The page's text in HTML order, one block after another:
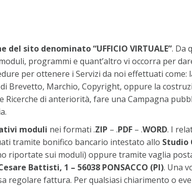
del sito denominato “UFFICIO VIRTUALE”. Da
programmi e quant’altro vi occorra per
per ottenere i Servizi da noi effettuati come:
Brevetto, Marchio, Copyright, oppure la
Ricerche di anteriorità, fare una Campagna
moduli nei formati .ZIP – .PDF – .WORD. I
tramite bonifico bancario intestato allo Studio
riportate sui moduli) oppure tramite vaglia
Battisti, 1 – 56038 PONSACCO (PI). Una
regolare fattura. Per qualsiasi chiarimento o